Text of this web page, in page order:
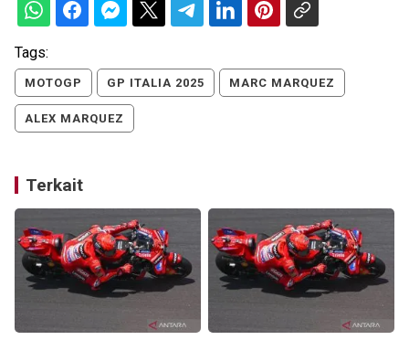
Tags:
MOTOGP GP ITALIA 2025 MARC MARQUEZ
ALEX MARQUEZ
Terkait